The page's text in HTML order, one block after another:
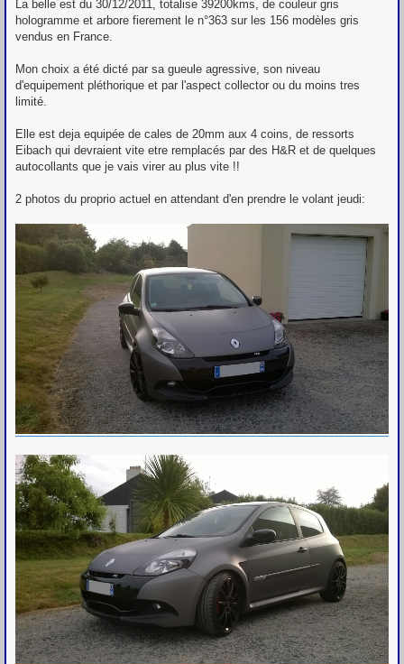
La belle est du 30/12/2011, totalise 39200kms, de couleur gris
hologramme et arbore fierement le n°363 sur les 156 modèles gris
vendus en France.
Mon choix a été dicté par sa gueule agressive, son niveau
d'equipement pléthorique et par l'aspect collector ou du moins tres
limité.
Elle est deja equipée de cales de 20mm aux 4 coins, de ressorts
Eibach qui devraient vite etre remplacés par des H&R et de quelques
autocollants que je vais virer au plus vite !!
2 photos du proprio actuel en attendant d'en prendre le volant jeudi: